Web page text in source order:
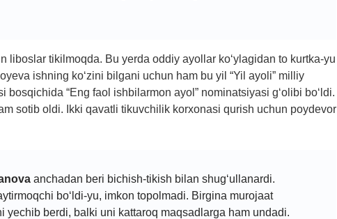
liboslar tikilmoqda. Bu yerda oddiy ayollar ko‘ylagidan to kurtka-yu
ishning ko‘zini bilgani uchun ham bu yil “Yil ayoli” milliy
“Eng faol ishbilarmon ayol” nominatsiyasi g‘olibi bo‘ldi.
sotib oldi. Ikki qavatli tikuvchilik korxonasi qurish uchun poydevor
anchadan beri bichish-tikish bilan shug‘ullanardi.
bo‘ldi-yu, imkon topolmadi. Birgina murojaat
yechib berdi, balki uni kattaroq maqsadlarga ham undadi.